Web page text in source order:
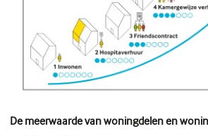
De meerwaarde van woningdelen en